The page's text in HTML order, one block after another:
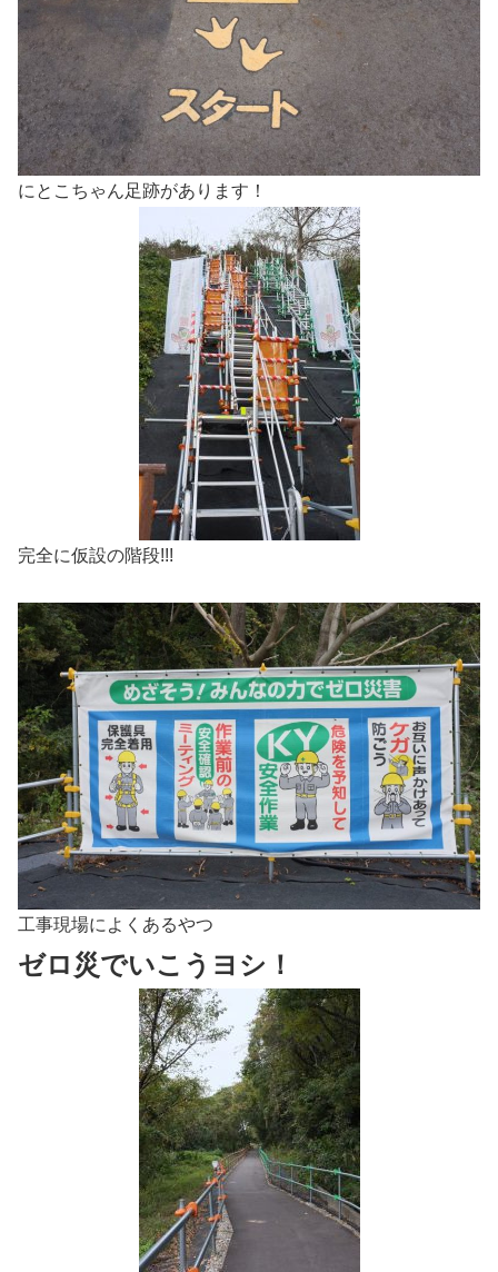
にとこちゃん足跡があります！
完全に仮設の階段!!!
工事現場によくあるやつ
ゼロ災でいこうヨシ！